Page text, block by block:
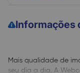
Informações
Mais qualidade de
seu dia a dia. A